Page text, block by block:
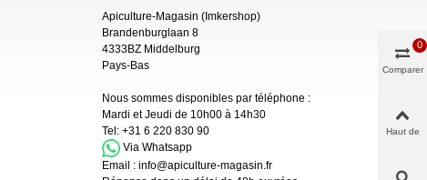
Apiculture-Magasin (Imkershop)
Brandenburglaan 8
4333BZ Middelburg
Pays-Bas
Nous sommes disponibles par téléphone :
Mardi et Jeudi de 10h00 à 14h30
Tel: +31 6 220 830 90
Via Whatsapp
Email : info@apiculture-magasin.fr
Comparer
0
Haut de